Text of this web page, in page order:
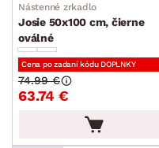
Nástenné zrkadlá
Stojacie zrkadlá
Stolové zrkadlá
Nástenné zrkadlo
Josie 50x100 cm, čierne
oválné
Cena po zadaní kódu DOPLNKY
63.74 €
74.99 €